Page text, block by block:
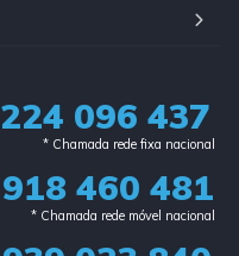
224 096 437
* Chamada rede fixa nacional​
918 460 481
* Chamada rede móvel nacional